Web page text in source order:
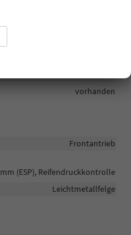
Vorbereitung
vorhanden
Frontantrieb
(ESP), Reifendruckkontrolle
Leichtmetallfelge